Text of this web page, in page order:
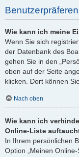
Wie kann ich meine
Wenn Sie sich
der Datenbank des
gehen Sie in den
oben auf der Seite
klicken. Dort können
Nach oben
Wie kann ich
Online-Liste
In Ihrem persönlichen
Option „Meinen